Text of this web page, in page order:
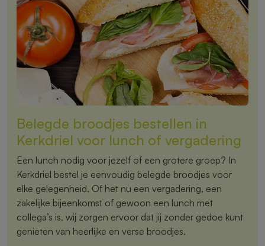
Belegde broodjes bestellen in
Kerkdriel voor lunch of vergadering
Een lunch nodig voor jezelf of een grotere groep? In
Kerkdriel bestel je eenvoudig belegde broodjes voor
elke gelegenheid. Of het nu een vergadering, een
zakelijke bijeenkomst of gewoon een lunch met
collega’s is, wij zorgen ervoor dat jij zonder gedoe kunt
genieten van heerlijke en verse broodjes.